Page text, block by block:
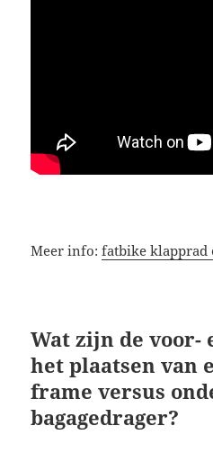
Meer info:fatbike klapprad
Wat zijn de voor-
het plaatsen van
frame versus
bagagedrager?